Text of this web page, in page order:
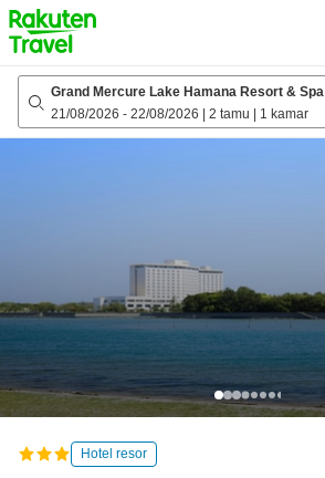
to
top
page
Grand Mercure Lake Hamana Resort & Spa
21/08/2026 - 22/08/2026 2 tamu 1 kamar
Hotel resor